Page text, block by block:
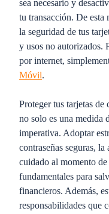
sea necesario y
tu transacción. De esta
la seguridad de tus
y usos no autorizados.
por internet,
Móvil.
Proteger tus tarjetas
no solo es una medida
imperativa. Adoptar
contraseñas seguras,
cuidado al momento
fundamentales para
financieros. Además,
responsabilidades que